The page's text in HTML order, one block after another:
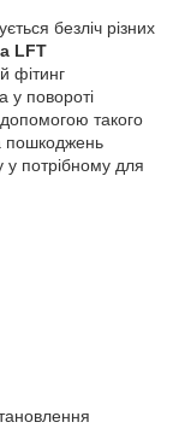
безліч різних
LFT
фітинг
у повороті
такого
пошкоджень
у потрібному для